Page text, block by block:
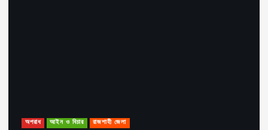
অপরাধ আইন ও বিচার রাজশাহী জেলা